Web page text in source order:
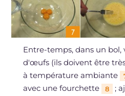
Entre-temps, dans un bol,
d'œufs (ils doivent être
à température ambiante
avec une fourchette
8 ;